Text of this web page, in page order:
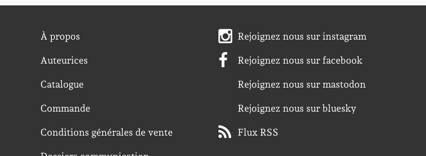
À propos
Auteurices
Catalogue
Commande
Conditions générales de vente
Rejoignez nous sur instagram
Rejoignez nous sur facebook
Rejoignez nous sur mastodon
Rejoignez nous sur bluesky
Flux RSS